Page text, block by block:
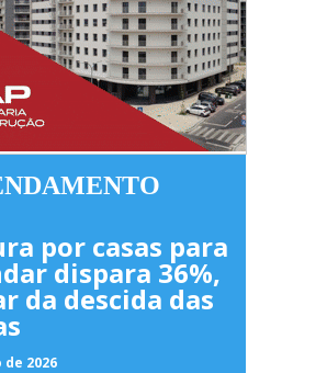
por casas para
dispara 36%,
da descida das
de 2026